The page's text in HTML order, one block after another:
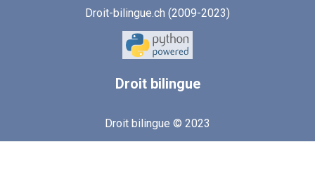
Droit-bilingue.ch (2009-2023)
Droitbilingue
Droit bilingue © 2023